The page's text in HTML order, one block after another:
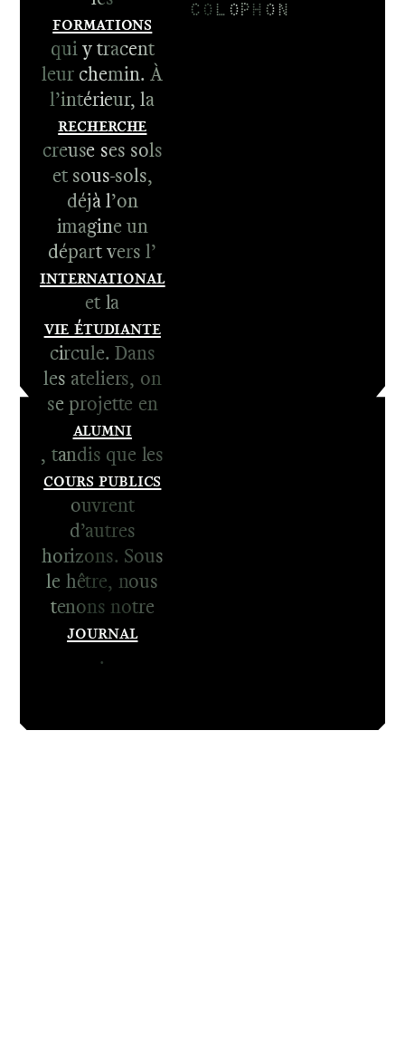
Formations
1er cycle -
Le DNA
2e cycle -
Le DNSEP
qui y tracent
leur chemin. À
l’intérieur, la
Recherche
creuse ses sols
et sous-sols,
déjà l’on
imagine un
départ vers l’
International
et la
Vie étudiante
circule. Dans
les ateliers, on
se projette en
Alumni
, tandis que les
Cours publics
ouvrent
d’autres
horizons. Sous
le hêtre, nous
tenons notre
Journal
.
COLOPHON